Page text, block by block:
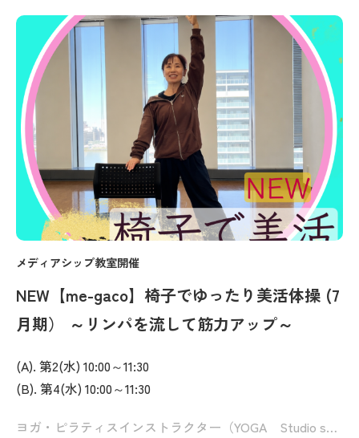
メディアシップ教室開催
NEW【me-gaco】椅子でゆったり美活体操 (7
月期） ～リンパを流して筋力アップ～
(A). 第2(水) 10:00～11:30
(B). 第4(水) 10:00～11:30
ヨガ・ピラティスインストラクター（YOGA Studio sutra 代表） 金子みつこ